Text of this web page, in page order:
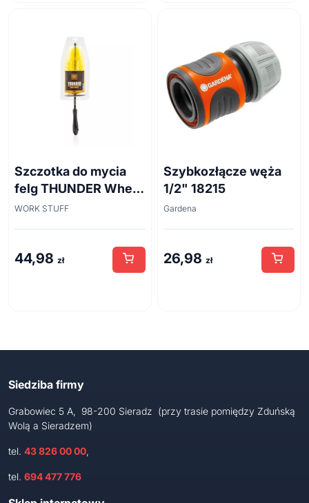
Szczotka do mycia
felg THUNDER Wheel
Brush 45cm
WORK STUFF
44,98 zł
Szybkozłącze węża
1/2" 18215
Gardena
26,98 zł
Siedziba firmy
Grabowiec 5 A, 98-200 Sieradz (przy trasie pomiędzy Zduńską
Wolą a Sieradzem)
tel. 43 826 00 00,
tel. 694 477 776